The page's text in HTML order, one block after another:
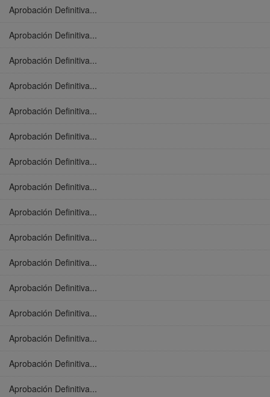
Aprobación Definitiva...
Aprobación Definitiva...
Aprobación Definitiva...
Aprobación Definitiva...
Aprobación Definitiva...
Aprobación Definitiva...
Aprobación Definitiva...
Aprobación Definitiva...
Aprobación Definitiva...
Aprobación Definitiva...
Aprobación Definitiva...
Aprobación Definitiva...
Aprobación Definitiva...
Aprobación Definitiva...
Aprobación Definitiva...
Aprobación Definitiva...